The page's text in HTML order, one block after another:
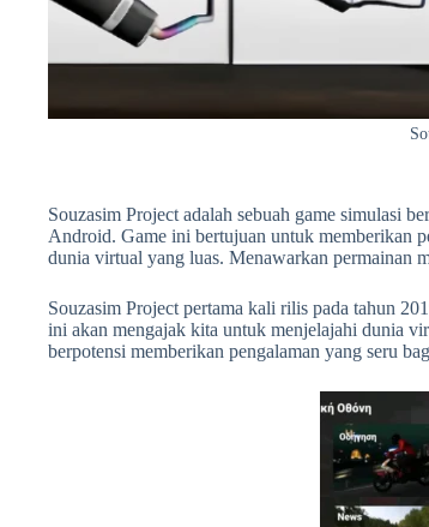
Souzasim Project adalah sebuah game simulasi
Android. Game ini bertujuan untuk memberikan
dunia virtual yang luas. Menawarkan permainan
Souzasim Project pertama kali rilis pada tahun
ini akan mengajak kita untuk menjelajahi dunia
berpotensi memberikan pengalaman yang seru